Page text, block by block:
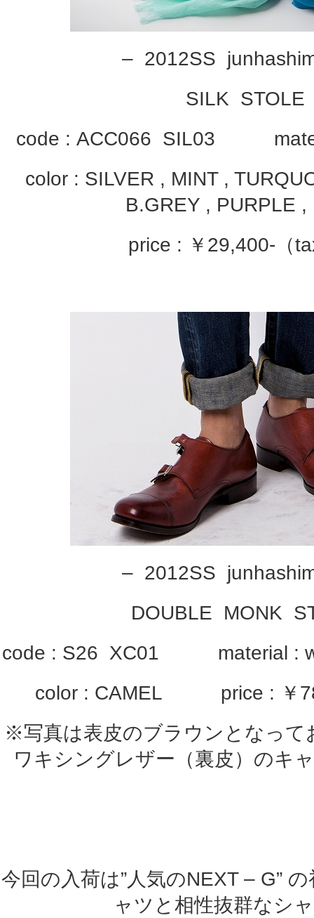
– 2012SS
SILK STOLE
code : ACC066 SIL03
color : SILVER , MINT ,
B.GREY , PURPLE ,
price : ￥29,400-（
– 2012SS
DOUBLE MONK
code : S26 XC01 material :
color : CAMEL price : ￥
※写真は表皮のブラウンとなって
ワキシングレザー（裏皮）のキ
今回の入荷は”人気のNEXT – G”
ャツと相性抜群なシ